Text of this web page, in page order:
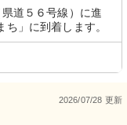
道５６号線）に進
」に到着します。
2026/07/28 更新